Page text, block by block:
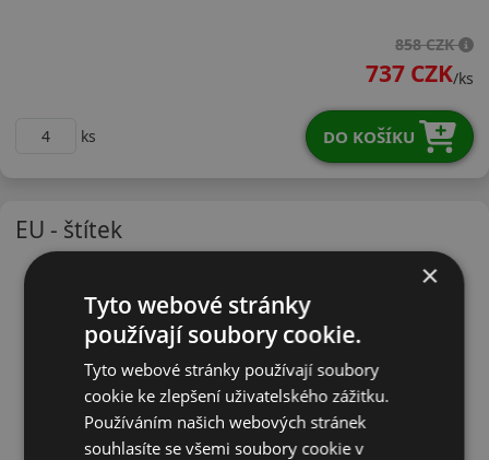
858 CZK
737 CZK/ks
ks DO KOŠÍKU
EU - štítek
×
Tyto webové stránky
používají soubory cookie.
Tyto webové stránky používají soubory
cookie ke zlepšení uživatelského zážitku.
Používáním našich webových stránek
souhlasíte se všemi soubory cookie v